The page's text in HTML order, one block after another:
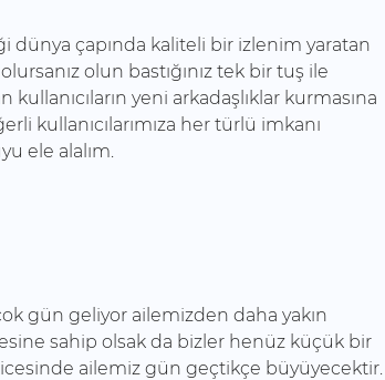
dünya çapında kaliteli bir izlenim yaratan
olun bastığınız tek bir tuş ile
yeni arkadaşlıklar kurmasına
kullanıcılarımıza her türlü imkanı
ele alalım.
gün geliyor ailemizden daha yakın
sahip olsak da bizler henüz küçük bir
ailemiz gün geçtikçe büyüyecektir.